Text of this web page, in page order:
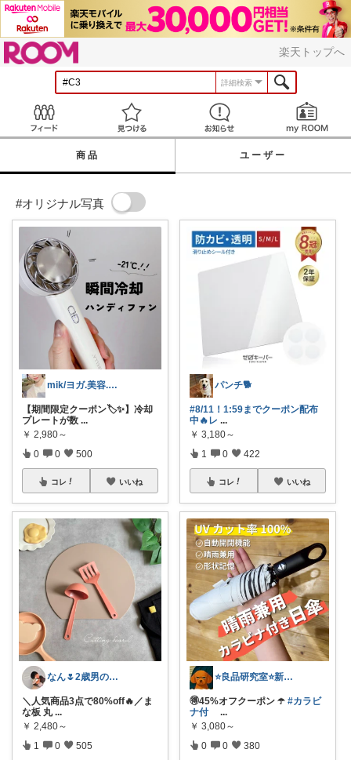
楽天トップへ
詳細検索
見つける お知らせ
商品 ユーザー
#オリジナル写真
mik/ヨガ.美容.ファッション𓂃.✿
【期間限定クーポン🏷️✨】冷却
プレートが数 ...
￥ 2,980～
0 0 500
コレ いいね
なん🌷2歳男の子ママ⿻*.アイコン変更
＼人気商品3点で80%off🔥／ま
な板 丸 ...
￥ 2,480～
1 0 505
パンチ🐕
#8/11！1:59までクーポン配布
中🔥レ ...
￥ 3,180～
1 0 422
コレ いいね
⭐良品研究室⭐新潟県民のオススメ🍙お米
🉐45%オフクーポン ☂️ #カラビ
ナ付
...
￥ 3,080～
0 0 380